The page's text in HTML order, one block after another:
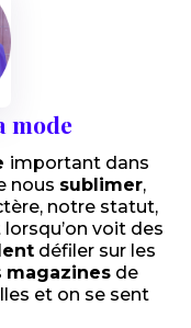
mode
important dans
nous sublimer,
notre statut,
voit des
défiler sur les
magazines de
et on se sent